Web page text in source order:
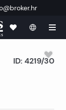
ID: 4219/30